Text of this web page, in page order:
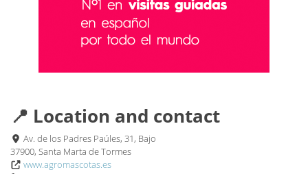
📍 Location and contact
Av. de los Padres Paúles, 31, Bajo
37900, Santa Marta de Tormes
www.agromascotas.es